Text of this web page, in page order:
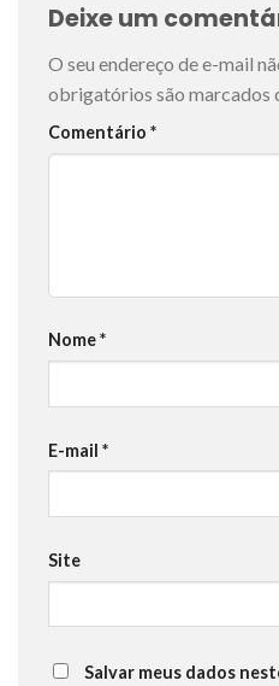
Deixe um
O seu endereço de e-mail
obrigatórios são marcados
Comentário *
Nome*
E-mail *
Site
Salvar meus dados